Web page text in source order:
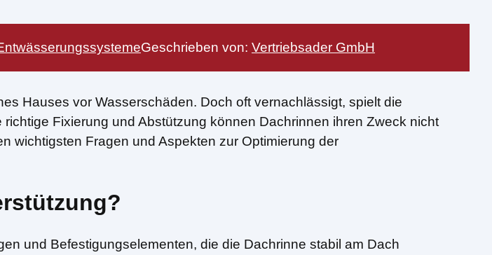
Geschrieben von: Vertriebsader GmbH
Hauses vor Wasserschäden. Doch oft vernachlässigt, spielt die
Fixierung und Abstützung können Dachrinnen ihren Zweck nicht
wichtigsten Fragen und Aspekten zur Optimierung der
und Befestigungselementen, die die Dachrinne stabil am Dach